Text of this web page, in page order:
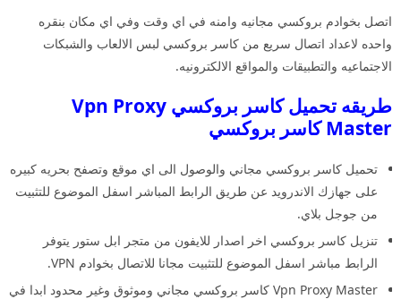
اتصل بخوادم بروكسي مجانيه وامنه في اي وقت وفي اي مكان بنقره
واحده لاعداد اتصال سريع من كاسر بروكسي لبس الالعاب والشبكات
الاجتماعيه والتطبيقات والمواقع الالكترونيه.
طريقه تحميل كاسر بروكسي Vpn Proxy
Master كاسر بروكسي
تحميل كاسر بروكسي مجاني والوصول الى اي موقع وتصفح بحريه كبيره
على جهازك الاندرويد عن طريق الرابط المباشر اسفل الموضوع للتثبيت
من جوجل بلاي.
تنزيل كاسر بروكسي اخر اصدار للايفون من متجر ابل ستور يتوفر
الرابط مباشر اسفل الموضوع للتثبيت مجانا للاتصال بخوادم VPN.
Vpn Proxy Master كاسر بروكسي مجاني وموثوق وغير محدود ابدا في